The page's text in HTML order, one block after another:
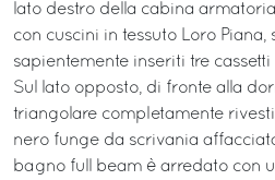
lato destro della cabina
con cuscini in tessuto Loro Piana,
sapientemente inseriti tre
Sul lato opposto, di fronte alla
triangolare completamente
nero funge da scrivania affacciata
bagno full beam è arredato con